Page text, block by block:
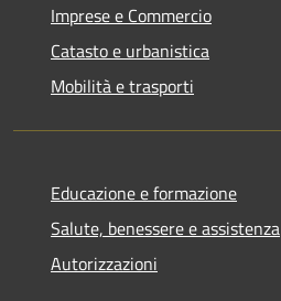
Imprese e Commercio
Catasto e urbanistica
Mobilità e trasporti
Educazione e formazione
Salute, benessere e assistenza
Autorizzazioni